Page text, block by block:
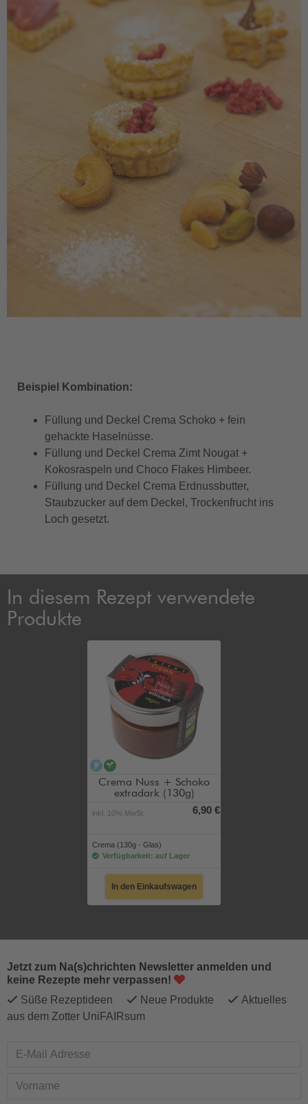
Beispiel Kombination:
Füllung und Deckel Crema Schoko + fein
gehackte Haselnüsse.
Füllung und Deckel Crema Zimt Nougat +
Kokosraspeln und Choco Flakes Himbeer.
Füllung und Deckel Crema Erdnussbutter,
Staubzucker auf dem Deckel, Trockenfrucht ins
Loch gesetzt.
In diesem Rezept verwendete
Produkte
alkoholfrei
Crema Nuss + Schoko
extradark (130g)
inkl. 10% MwSt. 6,90 €
Crema (130g - Glas)
Verfügbarkeit: auf Lager
In den Einkaufswagen
Jetzt zum Na(s)chrichten Newsletter anmelden und
keine Rezepte mehr verpassen!
Süße Rezeptideen
Neue Produkte
Aktuelles
aus dem Zotter UniFAIRsum